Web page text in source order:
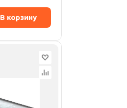
В корзину